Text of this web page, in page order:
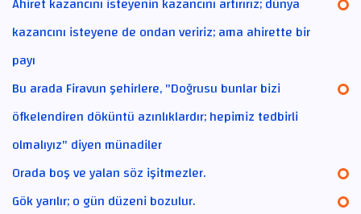
kazancını isteyene de ondan veririz; ama ahirette bir
payı
Bu arada Firavun şehirlere, "Doğrusu bunlar bizi
öfkelendiren döküntü azınlıklardır; hepimiz tedbirli
olmalıyız" diyen münadiler
Orada boş ve yalan söz işitmezler.
Gök yarılır; o gün düzeni bozulur.